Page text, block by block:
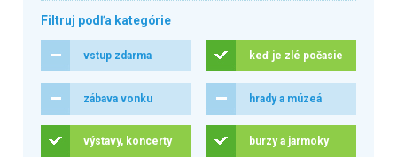
Filtruj podľa kategórie
vstup zdarma keď je zlé počasie
zábava vonku hrady a múzeá
výstavy, koncerty burzy a jarmoky